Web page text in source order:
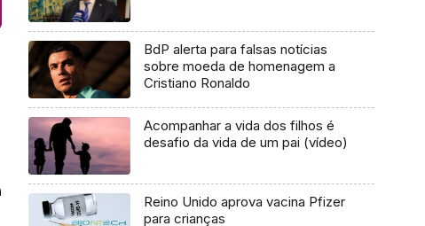
BdP alerta para falsas notícias
sobre moeda de homenagem a
Cristiano Ronaldo
Acompanhar a vida dos filhos é
desafio da vida de um pai (vídeo)
Reino Unido aprova vacina Pfizer
para crianças